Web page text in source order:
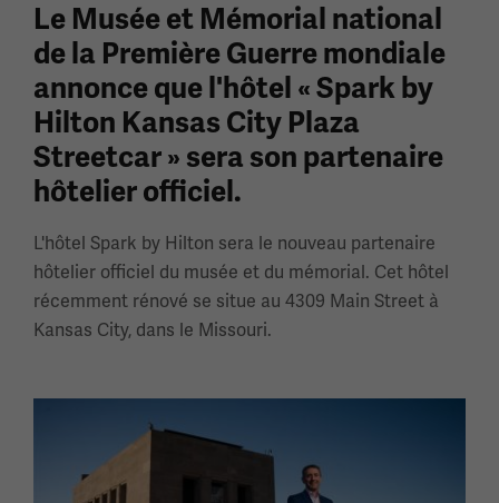
Le Musée et Mémorial national
de la Première Guerre mondiale
annonce que l'hôtel « Spark by
Hilton Kansas City Plaza
Streetcar » sera son partenaire
hôtelier officiel.
L'hôtel Spark by Hilton sera le nouveau partenaire
hôtelier officiel du musée et du mémorial. Cet hôtel
récemment rénové se situe au 4309 Main Street à
Kansas City, dans le Missouri.